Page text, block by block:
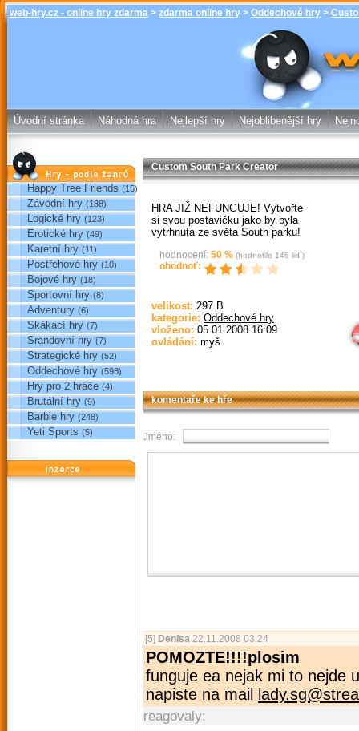
web-hry.cz - online hry zdarma > zdarma online hry > Oddechové hry >
Custom
Oddechové
web-
Úvodní stránka Náhodná hra Nejlepší hry Nejoblibenější hry
Hry podle žánrů
Happy Tree Friends (15)
Závodní hry (188)
Logické hry (123)
Erotické hry (49)
Karetní hry (11)
Postřehové hry (10)
Bojové hry (18)
Sportovní hry (8)
Adventury (6)
Skákací hry (7)
Srandovní hry (7)
Strategické hry (52)
Oddechové hry (598)
Hry pro 2 hráče (4)
Brutální hry (9)
Barbie hry (248)
Yeti Sports (5)
reklama
Custom South Park Creator
HRA JIŽ NEFUNGUJE! Vytvořte
si svou postavičku jako by byla
vytrhnuta ze světa South parku!
hodnocení: 50 % (hodnotilo 146 lidí)
ohodnoť:
velikost: 297 B
kategorie: Oddechové hry
vloženo: 05.01.2008 16:09
ovládání: myš
komentaře ke hře
Jméno:
[5] Denisa 22.11.2008 03:24
POMOZTE!!!!plosim
funguje ea nejak mi to nejde
napiste na mail
lady.sg@
reagovaly: